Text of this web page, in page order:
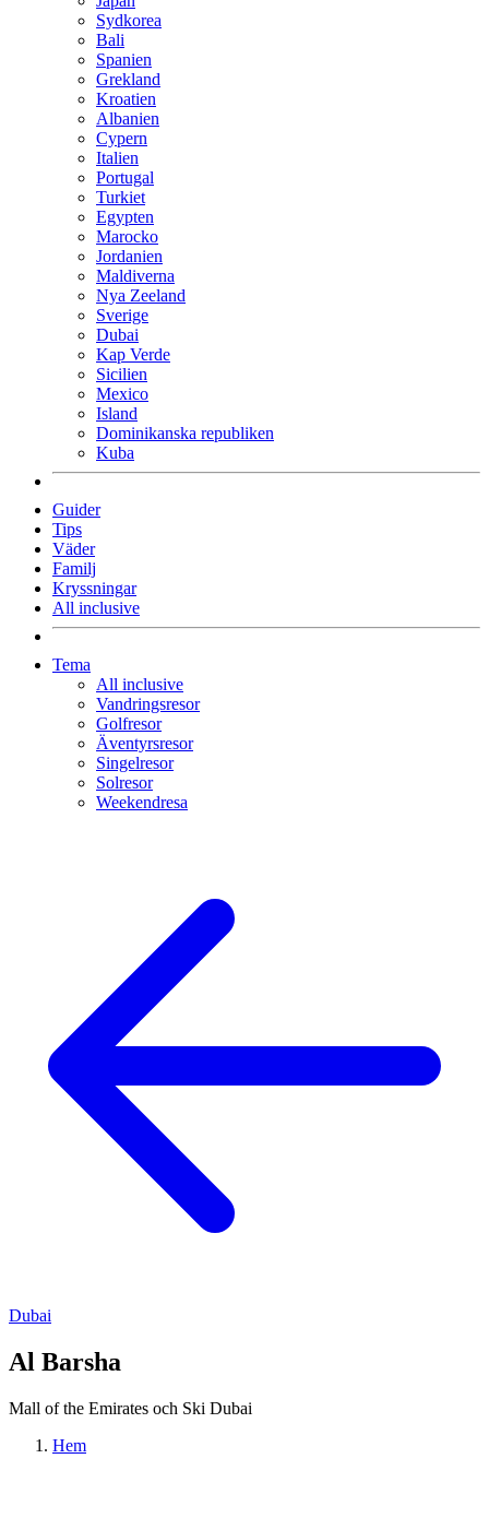
Sydkorea
Bali
Spanien
Grekland
Kroatien
Albanien
Cypern
Italien
Portugal
Turkiet
Egypten
Marocko
Jordanien
Maldiverna
Nya Zeeland
Sverige
Dubai
Kap Verde
Sicilien
Mexico
Island
Dominikanska republiken
Kuba
Guider
Tips
Väder
Familj
Kryssningar
All inclusive
Tema
All inclusive
Vandringsresor
Golfresor
Äventyrsresor
Singelresor
Solresor
Weekendresa
Dubai
Al Barsha
Mall of the Emirates och Ski Dubai
Hem